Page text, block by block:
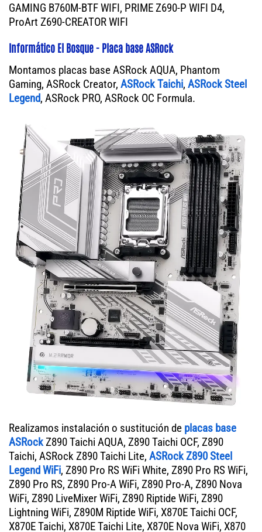
GAMING B760M-BTF WIFI, PRIME Z690-P WIFI D4,
ProArt Z690-CREATOR WIFI
Informático El Bosque - Placa base ASRock
Montamos placas base ASRock AQUA, Phantom
Gaming, ASRock Creator, ASRock Taichi, ASRock Steel
Legend, ASRock PRO, ASRock OC Formula.
Realizamos instalación o sustitución de placas base
ASRockZ890 Taichi AQUA, Z890 Taichi OCF, Z890
Taichi, ASRock Z890 Taichi Lite, ASRock Z890 Steel
Legend WiFi, Z890 Pro RS WiFi White, Z890 Pro RS WiFi,
Z890 Pro RS, Z890 Pro-A WiFi, Z890 Pro-A, Z890 Nova
WiFi, Z890 LiveMixer WiFi, Z890 Riptide WiFi, Z890
Lightning WiFi, Z890M Riptide WiFi, X870E Taichi OCF,
X870E Taichi, X870E Taichi Lite, X870E Nova WiFi, X870